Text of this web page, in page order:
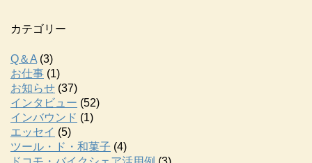
カテゴリー
Q＆A (3)
お仕事 (1)
お知らせ (37)
インタビュー (52)
インバウンド (1)
エッセイ (5)
ツール・ド・和菓子 (4)